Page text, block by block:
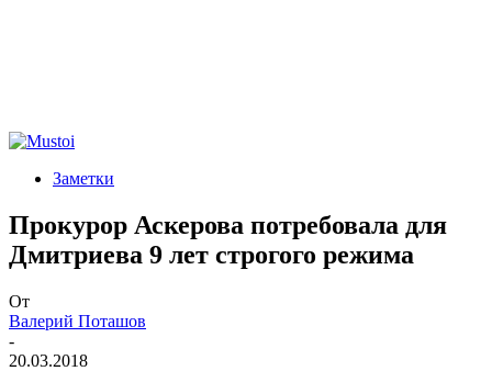
Заметки
Прокурор Аскерова потребовала для
Дмитриева 9 лет строгого режима
От
Валерий Поташов
-
20.03.2018